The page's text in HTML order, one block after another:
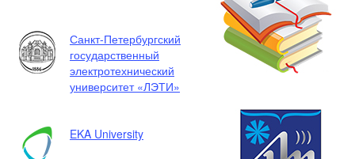
Санкт-Петербургский
государственный
электротехнический
университет «ЛЭТИ»
EKA University